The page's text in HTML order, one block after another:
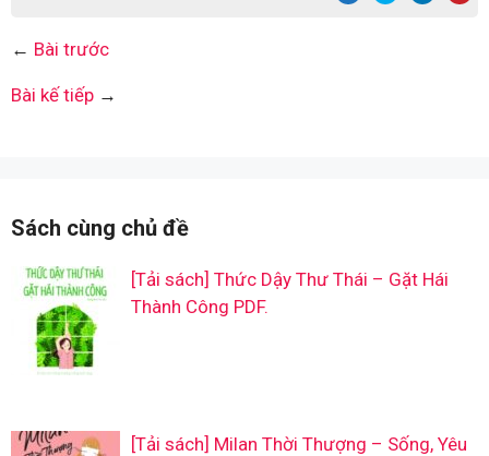
← Bài trước
Bài kế tiếp →
Sách cùng chủ đề
[Tải sách] Thức Dậy Thư Thái – Gặt Hái
Thành Công PDF.
[Tải sách] Milan Thời Thượng – Sống, Yêu